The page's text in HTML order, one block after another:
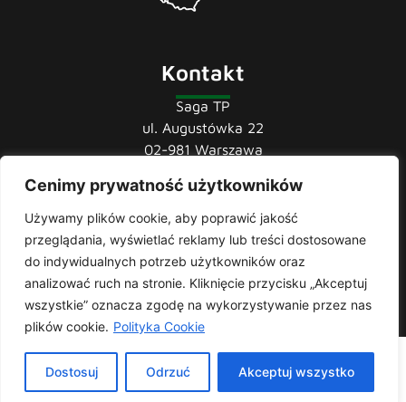
Cenimy prywatność użytkowników
Używamy plików cookie, aby poprawić jakość
przeglądania, wyświetlać reklamy lub treści dostosowane
do indywidualnych potrzeb użytkowników oraz
analizować ruch na stronie. Kliknięcie przycisku „Akceptuj
wszystkie” oznacza zgodę na wykorzystywanie przez nas
plików cookie. Polityka Cookie
Dostosuj Odrzuć Akceptuj wszystko
Kontakt
Saga TP
ul. Augustówka 22
02-981 Warszawa
tel.: 22 741 36 85
22 852 43 60
mail:biuro@sagatp.pl
Saga T.P. © 2020 All rights Reserved. Made with bySkydoo
Polityka prywatności| Producent i importer odzieży roboczej